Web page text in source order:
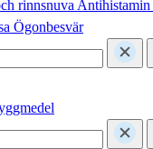
rinnsnuvaAntihistamin
Ögonbesvär